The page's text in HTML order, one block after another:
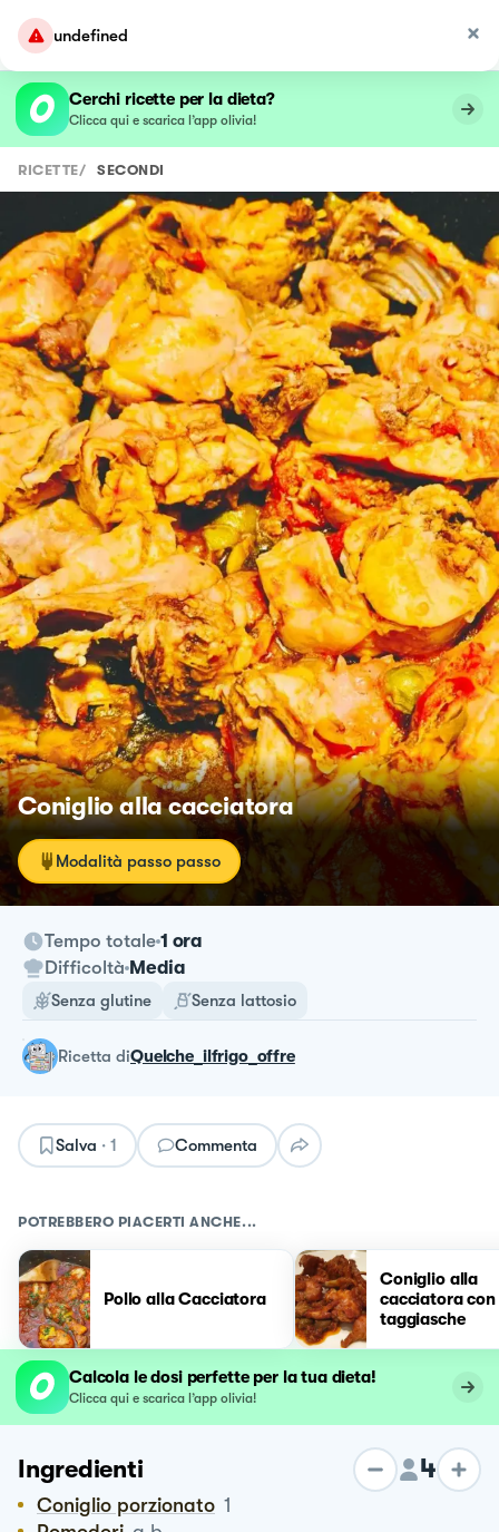
undefined
Cerchi ricette per la dieta?
Clicca qui e scarica l’app olivia!
RICETTE/ SECONDI
Coniglio alla cacciatora
Modalità passo passo
Tempo totale 1 ora
Difficoltà Media
Senza glutine Senza lattosio
ricetta diQuelche_ilfrigo_offre
Salva · 1 Commenta
POTREBBERO PIACERTI ANCHE...
Pollo alla Cacciatora
Coniglio alla
cacciatora con
taggiasche
Calcola le dosi perfette per la tua dieta!
Clicca qui e scarica l’app olivia!
Ingredienti 4
Coniglio porzionato 1